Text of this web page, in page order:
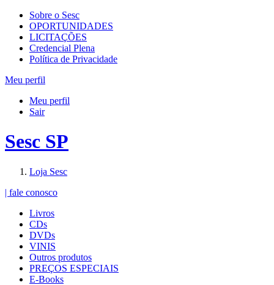
Sobre o Sesc
OPORTUNIDADES
LICITAÇÕES
Credencial Plena
Política de Privacidade
Meu perfil
Meu perfil
Sair
Sesc SP
Loja Sesc
| fale conosco
Livros
CDs
DVDs
VINIS
Outros produtos
PREÇOS ESPECIAIS
E-Books